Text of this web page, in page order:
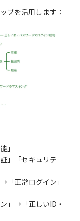
プを活用します：
」
証」「セキュリテ
「正常ログイン」
」→「正しいID・